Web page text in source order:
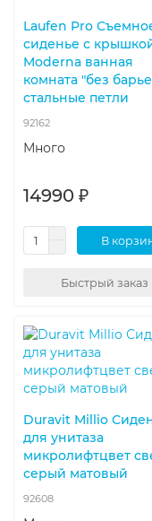
Laufen Pro
сиденье с
Moderna ванная
комната "без
стальные петли
92162
Много
14990 ₽
В
Быстрый заказ
Duravit Millio
для унитаза
микролифтцвет
серый матовый
92608